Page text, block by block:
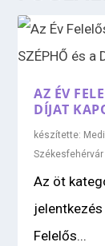
AZ ÉV
DÍJAT
készítette:
Székesfehérvár
Az öt
Felelős...